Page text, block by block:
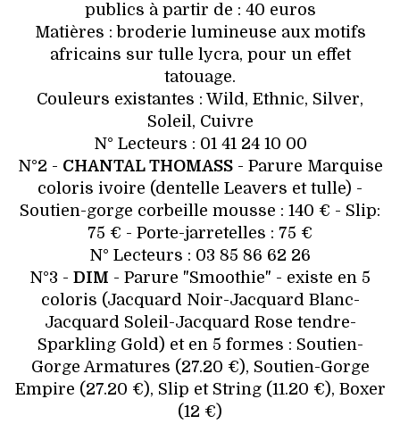
HISTOIRE DES MARQUES
DÉCO
VOYAGES & LOISIRS
publics à partir de : 40 euros
Matières : broderie lumineuse aux motifs
africains sur tulle lycra, pour un effet
tatouage.
Couleurs existantes : Wild, Ethnic, Silver,
Soleil, Cuivre
N° Lecteurs : 01 41 24 10 00
N°2 - CHANTAL THOMASS- Parure Marquise
coloris ivoire (dentelle Leavers et tulle) -
Soutien-gorge corbeille mousse : 140 € - Slip:
75 € - Porte-jarretelles : 75 €
N° Lecteurs : 03 85 86 62 26
N°3 - DIM - Parure "Smoothie" - existe en 5
coloris (Jacquard Noir-Jacquard Blanc-
Jacquard Soleil-Jacquard Rose tendre-
Sparkling Gold) et en 5 formes : Soutien-
Gorge Armatures (27.20 €), Soutien-Gorge
Empire (27.20 €), Slip et String (11.20 €), Boxer
(12 €)